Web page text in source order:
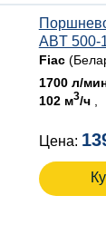
ABT 500-
Fiac
1700 л/
102 м3/ч
Цена: